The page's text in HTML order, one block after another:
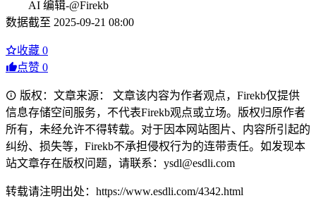
AI 编辑-@Firekb
数据截至 2025-09-21 08:00
收藏 0
点赞 0
版权：文章来源： 文章该内容为作者观点，Firekb仅提供
信息存储空间服务，不代表Firekb观点或立场。版权归原作者
所有，未经允许不得转载。对于因本网站图片、内容所引起的
纠纷、损失等，Firekb不承担侵权行为的连带责任。如发现本
站文章存在版权问题，请联系：ysdl@esdli.com
转载请注明出处：https://www.esdli.com/4342.html